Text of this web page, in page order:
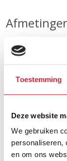
Toestemming
Deze website
We gebruiken
personaliseren,
en om ons
Zoek